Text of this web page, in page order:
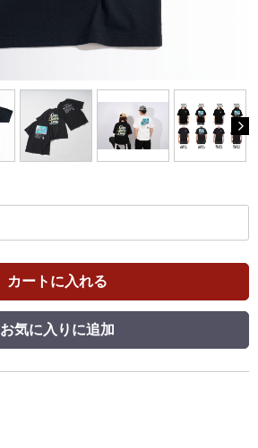
カートに入れる
お気に入りに追加